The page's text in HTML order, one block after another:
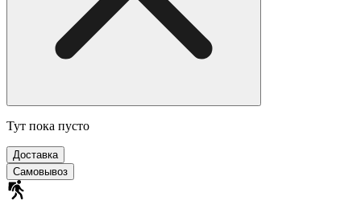
Тут пока пусто
Доставка
Самовывоз